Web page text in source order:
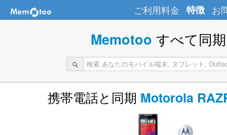
ご利用料金 特徴 お
Memotoo すべて同
携帯電話と同期 Motorola